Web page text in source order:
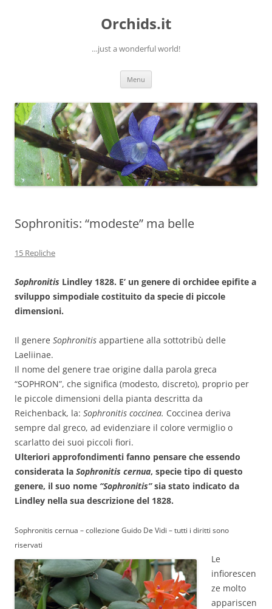
Orchids.it
…just a wonderful world!
Menu
Sophronitis: “modeste” ma belle
15 Repliche
Sophronitis Lindley 1828. E’ un genere di orchidee epifite a
sviluppo simpodiale costituito da specie di piccole
dimensioni.
Il genere Sophronitis appartiene alla sottotribù delle
Laeliinae.
Il nome del genere trae origine dalla parola greca
“SOPHRON”, che significa (modesto, discreto), proprio per
le piccole dimensioni della pianta descritta da
Reichenback, la: Sophronitis coccinea. Coccinea deriva
sempre dal greco, ad evidenziare il colore vermiglio o
scarlatto dei suoi piccoli fiori.
Ulteriori approfondimenti fanno pensare che essendo
considerata la Sophronitis cernua, specie tipo di questo
genere, il suo nome “Sophronitis”sia stato indicato da
Lindley nella sua descrizione del 1828.
Sophronitis cernua – collezione Guido De Vidi – tutti i diritti sono
riservati
Le
infiorescen
ze molto
appariscen